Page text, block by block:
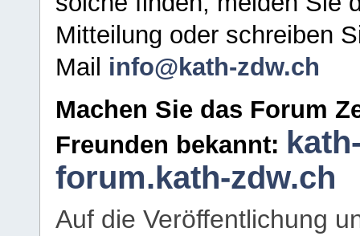
Mitteilung oder schreiben
Mail info@kath-zdw.ch
Machen Sie das Forum
Freunden bekannt:
forum.kath-zdw.ch
Auf die Veröffentlichung